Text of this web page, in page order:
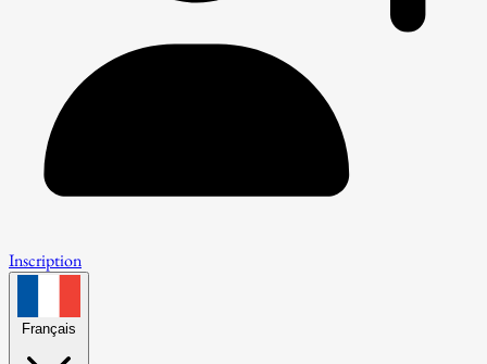
Inscription
Français